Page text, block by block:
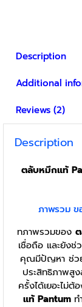
Description
Additional
Reviews (2)
Description
ตลับหมึกแท้
ภาพรวม
ทภาพรวมของ
เชื่อถือ และยังช่
คุณมีปัญหา ช่วย
ประสิทธิภาพสู
ครั้งได้เยอะไม่
แท้ Pantum